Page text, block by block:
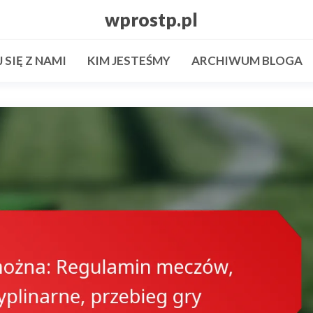
wprostp.pl
SIĘ Z NAMI KIM JESTEŚMY ARCHIWUM BLOGA